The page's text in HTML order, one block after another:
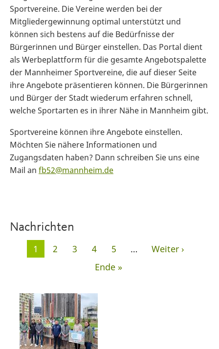
Sportvereine. Die Vereine werden bei der
Mitgliedergewinnung optimal unterstützt und
können sich bestens auf die Bedürfnisse der
Bürgerinnen und Bürger einstellen. Das Portal dient
als Werbeplattform für die gesamte Angebotspalette
der Mannheimer Sportvereine, die auf dieser Seite
ihre Angebote präsentieren können. Die Bürgerinnen
und Bürger der Stadt wiederum erfahren schnell,
welche Sportarten es in ihrer Nähe in Mannheim gibt.
Sportvereine können ihre Angebote einstellen.
Möchten Sie nähere Informationen und
Zugangsdaten haben? Dann schreiben Sie uns eine
Mail an fb52@mannheim.de
Nachrichten
Seitennummerierung
Aktuelle
1 Seite
2 Seite
3 Seite
4 Seite
5 …
Nächste
Weiter ›
Letzte
Ende »